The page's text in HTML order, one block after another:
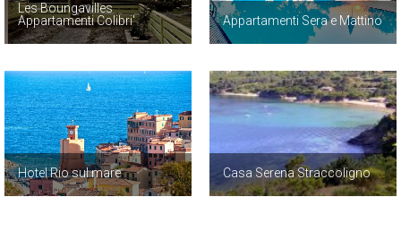
Les Boungavilles
Appartamenti Colibri'
Appartamenti Sera e Mattino
Hotel Rio sul mare Casa Serena Straccoligno